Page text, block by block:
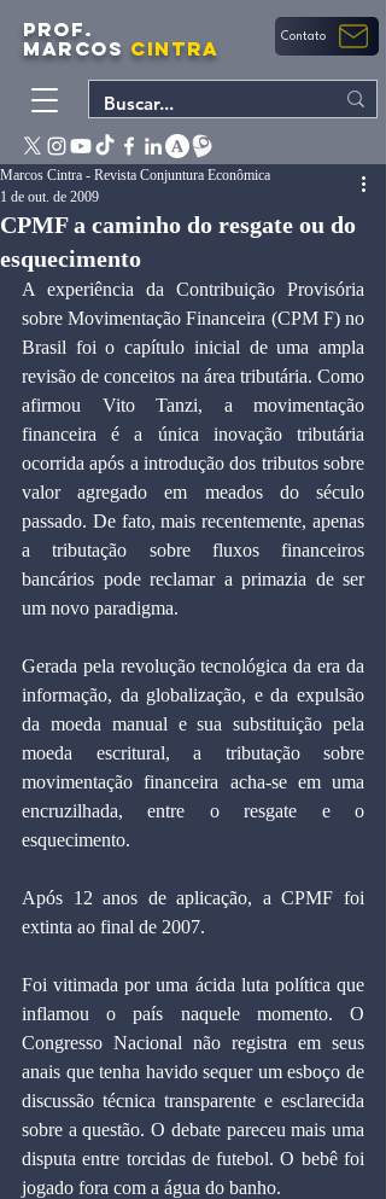
PROF.
MARCOS CINTRA Contato
CPMF a caminho do resgate ou do
esquecimento
Marcos Cintra - Revista Conjuntura Econômica
1 de out. de 2009
A experiência da Contribuição Provisória
sobre Movimentação Financeira (CPM F) no
Brasil foi o capítulo inicial de uma ampla
revisão de conceitos na área tributária. Como
afirmou Vito Tanzi, a movimentação
financeira é a única inovação tributária
ocorrida após a introdução dos tributos sobre
valor agregado em meados do século
passado. De fato, mais recentemente, apenas
a tributação sobre fluxos financeiros
bancários pode reclamar a primazia de ser
um novo paradigma.
Gerada pela revolução tecnológica da era da
informação, da globalização, e da expulsão
da moeda manual e sua substituição pela
moeda escritural, a tributação sobre
movimentação financeira acha-se em uma
encruzilhada, entre o resgate e o
esquecimento.
Após 12 anos de aplicação, a CPMF foi
extinta ao final de 2007.
Foi vitimada por uma ácida luta política que
inflamou o país naquele momento. O
Congresso Nacional não registra em seus
anais que tenha havido sequer um esboço de
discussão técnica transparente e esclarecida
sobre a questão. O debate pareceu mais uma
disputa entre torcidas de futebol. O bebê foi
jogado fora com a água do banho.